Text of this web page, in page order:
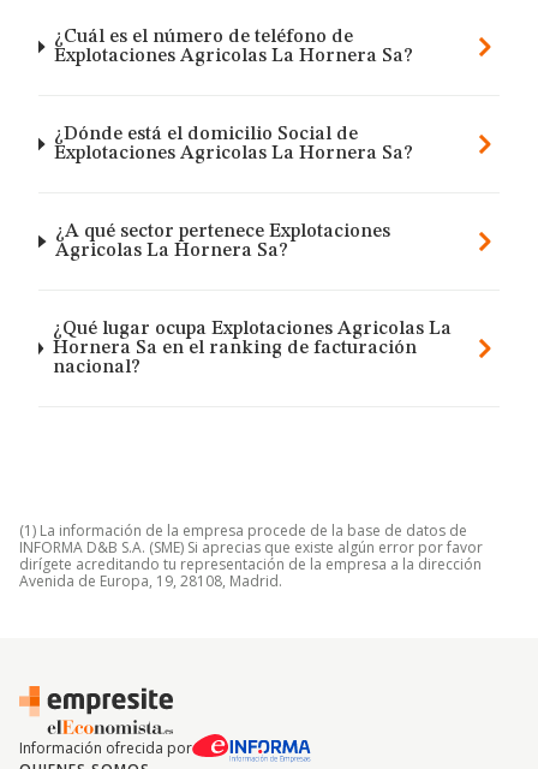
¿Cuál es el número de teléfono de
Explotaciones Agricolas La Hornera Sa?
¿Dónde está el domicilio Social de
Explotaciones Agricolas La Hornera Sa?
¿A qué sector pertenece Explotaciones
Agricolas La Hornera Sa?
¿Qué lugar ocupa Explotaciones Agricolas La
Hornera Sa en el ranking de facturación
nacional?
(1) La información de la empresa procede de la base de datos de
INFORMA D&B S.A. (SME) Si aprecias que existe algún error por favor
dirígete acreditando tu representación de la empresa a la dirección
Avenida de Europa, 19, 28108, Madrid.
Información ofrecida por